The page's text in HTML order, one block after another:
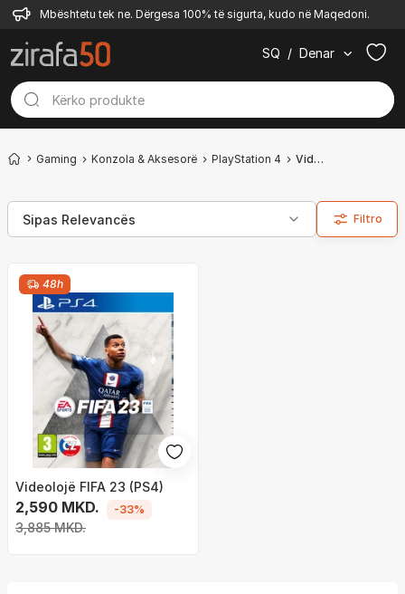
Mbështetu tek ne. Dërgesa 100% të sigurta, kudo në Maqedoni.
SQ / Denar
Gaming Konzola & Aksesorë PlayStation 4 Videolojëra
Filtro
48h
Videolojë FIFA 23 (PS4)
2,590 MKD.
3,885 MKD.
-33%